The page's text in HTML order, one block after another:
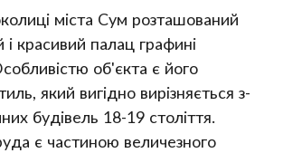
міста Сум розташований
і красивий палац графині
об'єкта є його
який вигідно вирізняється з-
будівель 18-19 століття.
є частиною величезного